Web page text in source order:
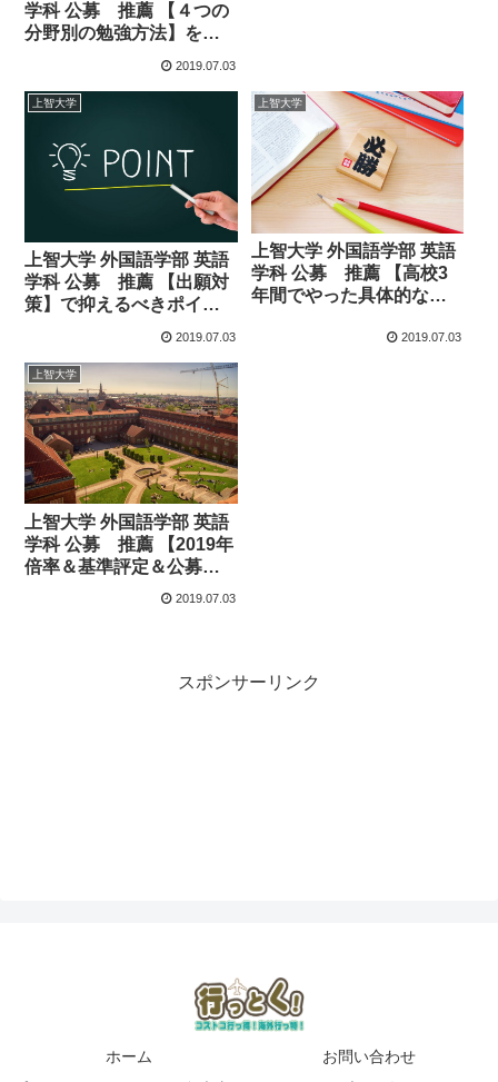
学科 公募 推薦 【４つの
分野別の勉強方法】を実
く紹介！！過去問以上の
価値あり！！
2019.07.03
上智大学
上智大学 外国語学部 英語
学科 公募 推薦 【出願対
策】で抑えるべきポイン
調査書・レポートの書き
方を紹介！！
2019.07.03
上智大学
上智大学 外国語学部 英語
学科 公募 推薦 【高校3
年間でやった具体的な内
2019.07.03
上智大学
上智大学 外国語学部 英語
学科 公募 推薦 【2019年
倍率＆基準評定＆公募推
2019.07.03
スポンサーリンク
ホーム
お問い合わせ